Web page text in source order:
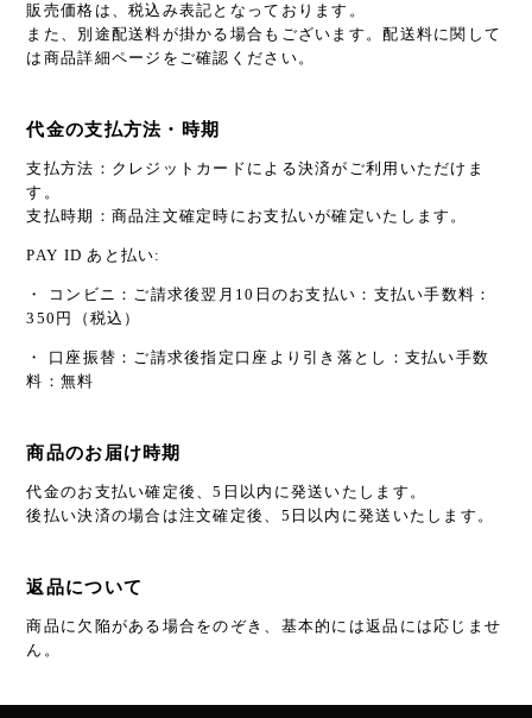
販売価格は、税込み表記となっております。
また、別途配送料が掛かる場合もございます。配送料に関して
は商品詳細ページをご確認ください。
代金の支払方法・時期
支払方法：クレジットカードによる決済がご利用いただけま
す。
支払時期：商品注文確定時にお支払いが確定いたします。
PAY ID あと払い:
・ コンビニ：ご請求後翌月10日のお支払い：支払い手数料：
350円（税込）
・ 口座振替：ご請求後指定口座より引き落とし：支払い手数
料：無料
商品のお届け時期
代金のお支払い確定後、5日以内に発送いたします。
後払い決済の場合は注文確定後、5日以内に発送いたします。
返品について
商品に欠陥がある場合をのぞき、基本的には返品には応じませ
ん。